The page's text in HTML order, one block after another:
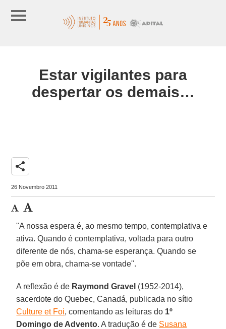
Estar vigilantes para
despertar os demais…
share
26 Novembro 2011
"A nossa espera é, ao mesmo tempo, contemplativa e
ativa. Quando é contemplativa, voltada para outro
diferente de nós, chama-se esperança. Quando se
põe em obra, chama-se vontade".
A reflexão é de Raymond Gravel (1952-2014),
sacerdote do Quebec, Canadá, publicada no sítio
Culture et Foi, comentando as leituras do 1º
Domingo de Advento. A tradução é de Susana